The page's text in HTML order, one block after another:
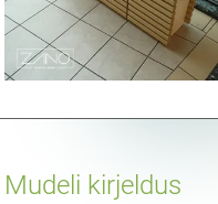
Mudeli kirjeldus